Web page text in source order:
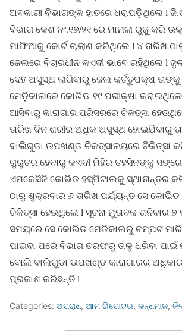
ଅବକାରୀ ବିଭାଗଙ୍କ ହାତରେ ଧରାପଡ଼ିଥିଲେ l
ବିଭାଗ କେଶ ନଂ.୧୭/୨୧ ରେ ମାମଲା ରୁଜୁ କରି
ମାଫିଆକୁ କୋର୍ଟ ଚାଲାଣ କରିଥିଲେ l ୪ ତାରିଖ
ଜେଲରେ ବିଚାରଧୀନ କଏଦୀ ଭାବେ ରହିଥିଲେ l
ଦେହ ଅସୁସ୍ଥ ଲାଗିବାରୁ ଜେଲ କର୍ତ୍ତୁପକ୍ଷ ତାଙ୍କୁ
ମେଡ଼ିକାଲରେ କୋଭିଡ-୧୯ ପରୀକ୍ଷା
ଆସିବାରୁ କାରାଗାର ପରିସରରେ ଚିକତ୍ସା
ତାରିଖ ଦିନ ଶରୀର ଅଧିକ ଅସୁସ୍ଥ ହୋଇଯିବାରୁ
ବାଲିଗୁଡା ଉପଖଣ୍ଡ ଚିକତ୍ସାଳୟରେ ଚିକିତ୍ସା
ଗୁରୁତର ହେବାରୁ କଏଦୀ ମିହିର ତହସିନଙ୍କୁ
ଏମକେସିଜି କୋଭିଡ ହସ୍ପିଟାଲକୁ ସ୍ଥାନାନ୍ତର
ଠାରୁ ଶୁକ୍ରବାର ୬ ତାରିଖ ପର୍ଯ୍ୟନ୍ତ ସେ
ଚିକିତ୍ସା ହେଉଥିଲେ l ସୂଚନା ମୁତାବକ ଶନିବାର ୭
ସମୟରେ ସେ କୋଭିଡ ମେଡିକାଲରୁ ଚମ୍ପଟ
ପାଇବା ପରେ ବିଭାଗ ତରଫରୁ ତାକୁ ଧରିବା ପାଇଁ
ବୋଲି ବାଲିଗୁଡା ଉପଖଣ୍ଡ କାରାଗାରର
ପ୍ରକାଶ କରିଛନ୍ତି l
Categories: ଅପରାଧ, ଆମ ରିପୋଟର, କନ୍ଧମାଳ,